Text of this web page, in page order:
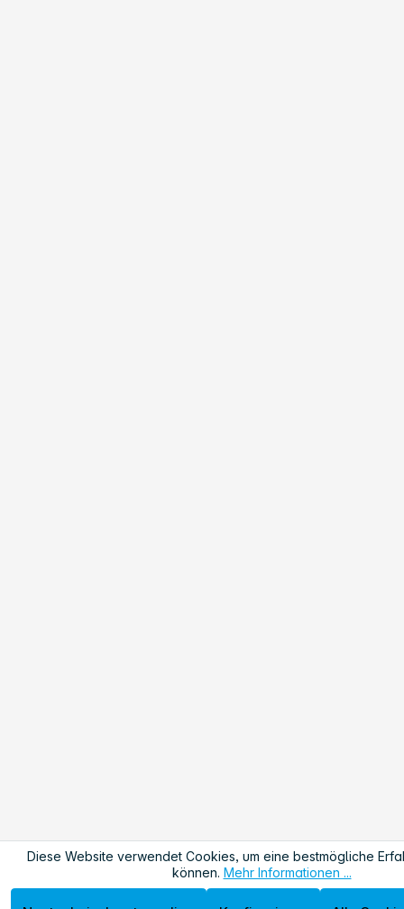
Diese Website verwendet Cookies, um eine bestmögliche
können. Mehr Informationen ...